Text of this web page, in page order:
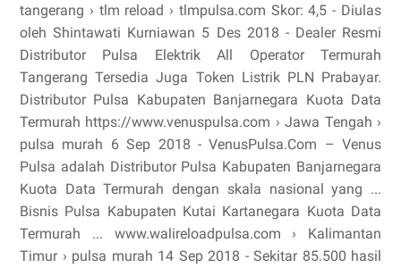
tangerang › tlm reload › tlmpulsa.com Skor: 4,5 - ‎Diulas
oleh Shintawati Kurniawan 5 Des 2018 - Dealer Resmi
Distributor Pulsa Elektrik All Operator Termurah
Tangerang Tersedia Juga Token Listrik PLN Prabayar.
Distributor Pulsa Kabupaten Banjarnegara Kuota Data
Termurah https://www.venuspulsa.com › Jawa Tengah ›
pulsa murah 6 Sep 2018 - VenusPulsa.Com – Venus
Pulsa adalah Distributor Pulsa Kabupaten Banjarnegara
Kuota Data Termurah dengan skala nasional yang ...
Bisnis Pulsa Kabupaten Kutai Kartanegara Kuota Data
Termurah ... www.walireloadpulsa.com › Kalimantan
Timur › pulsa murah 14 Sep 2018 - Sekitar 85.500 hasil